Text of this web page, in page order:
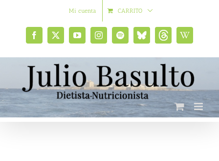
Mi cuenta CARRITO
Facebook
X YouTubeInstagramSpotifyBluesky
social
ThreadsWikipedia